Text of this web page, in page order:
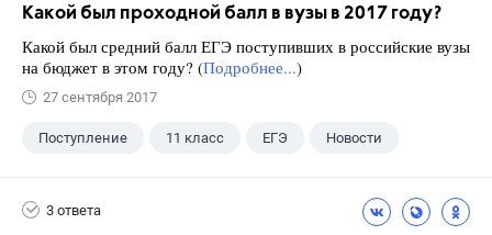
Какой был проходной балл в вузы в 2017 году?
Какой был средний балл ЕГЭ поступивших в российские вузы
на бюджет в этом году? (Подробнее...)
27 сентября 2017
Поступление 11 класс ЕГЭ Новости
3 ответа